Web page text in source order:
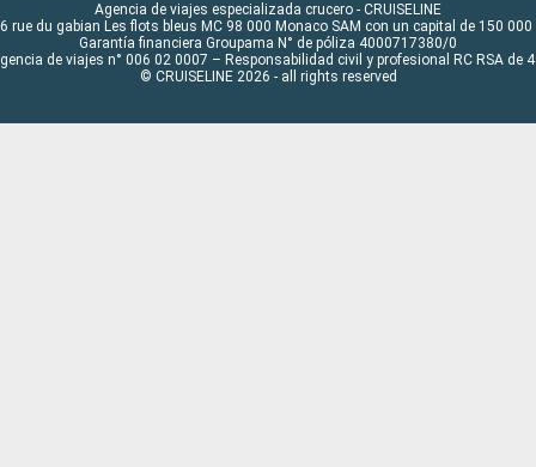
Agencia de viajes especializada crucero - CRUISELINE
rue du gabian Les flots bleus MC 98 000 Monaco SAM con un capital de 150 000
Garantía financiera Groupama N° de póliza 4000717380/0
de viajes n° 006 02 0007 – Responsabilidad civil y profesional RC RSA de
© CRUISELINE 2026 - all rights reserved